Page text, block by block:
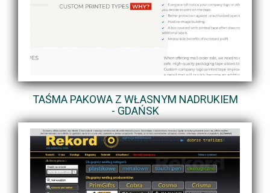
TAŚMA PAKOWA Z WŁASNYM NADRUKIEM
- GDAŃSK